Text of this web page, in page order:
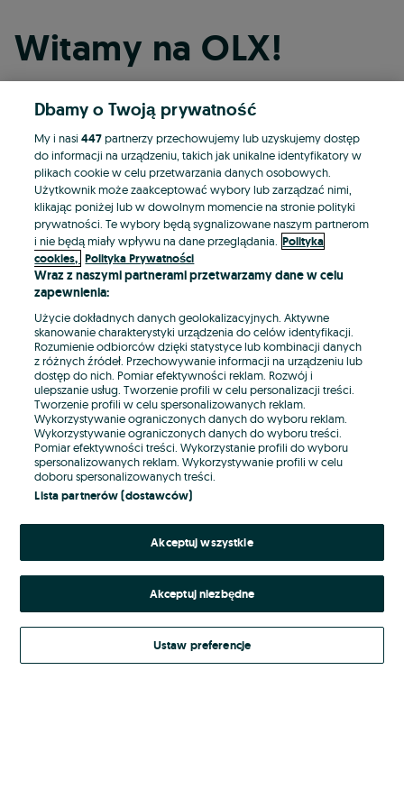
Witamy na OLX!
Kontynuuj przez Facebooka
Kontynuuj przez konto Apple
Kontynuuj przez konto Google
LUB
E-mail
Hasło
Nie pamiętasz hasła?
Zaloguj się
Kontynuując za pośrednictwem jednego z dostawców wskazanych powyżej,
Regulamin serwisuOLX.pl w jego aktualnym brzmieniu.
Dbamy o Twoją prywatność
My i nasi447partnerzy przechowujemy lub uzyskujemy dostęp
do informacji na urządzeniu, takich jak unikalne identyfikatory w
plikach cookie w celu przetwarzania danych osobowych.
Użytkownik może zaakceptować wybory lub zarządzać nimi,
klikając poniżej lub w dowolnym momencie na stronie polityki
prywatności. Te wybory będą sygnalizowane naszym partnerom
i nie będą miały wpływu na dane przeglądania. Polityka
cookies, Polityka Prywatności
Wraz z naszymi partnerami przetwarzamy dane w celu
zapewnienia:
Użycie dokładnych danych geolokalizacyjnych. Aktywne
skanowanie charakterystyki urządzenia do celów identyfikacji.
Rozumienie odbiorców dzięki statystyce lub kombinacji danych
z różnych źródeł. Przechowywanie informacji na urządzeniu lub
dostęp do nich. Pomiar efektywności reklam. Rozwój i
ulepszanie usług. Tworzenie profili w celu personalizacji treści.
Tworzenie profili w celu spersonalizowanych reklam.
Wykorzystywanie ograniczonych danych do wyboru reklam.
Wykorzystywanie ograniczonych danych do wyboru treści.
Pomiar efektywności treści. Wykorzystanie profili do wyboru
spersonalizowanych reklam. Wykorzystywanie profili w celu
doboru spersonalizowanych treści.
Lista partnerów (dostawców)
Akceptuj wszystkie
Akceptuj niezbędne
Ustaw preferencje